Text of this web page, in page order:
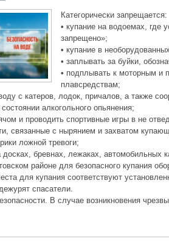
Категорически запрещается:
• купание на водоемах, где
запрещено»;
• купание в
• заплывать за буйки,
• подплывать к моторным и
плавсредствам;
с катеров, лодок, причалов, а также
алкогольного опьянения;
и проводить спортивные игры в не
связанные с нырянием и захватом
ложной тревоги;
досках, бревнах, лежаках, автомобильных
районе для безопасного купания
для купания соответствуют
спасатели.
В случае возникновения